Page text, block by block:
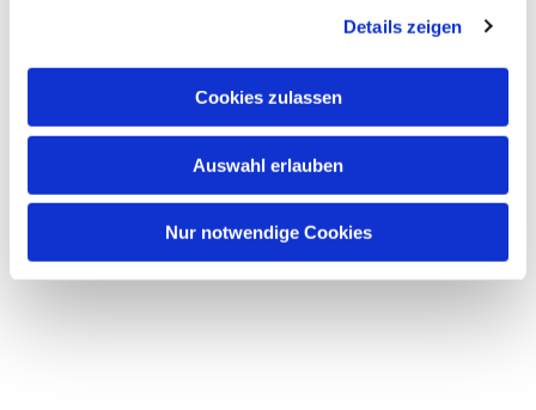
Details zeigen
Cookies zulassen
Auswahl erlauben
Nur notwendige Cookies
Dies könnte Sie auch
interessieren